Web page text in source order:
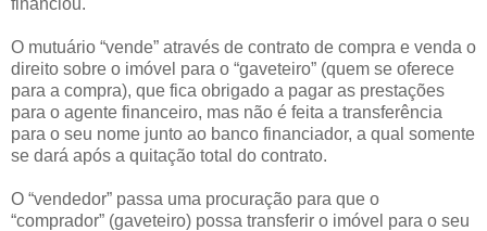
O mutuário “vende” através de contrato de compra e venda o
direito sobre o imóvel para o “gaveteiro” (quem se oferece
para a compra), que fica obrigado a pagar as prestações
para o agente financeiro, mas não é feita a transferência
para o seu nome junto ao banco financiador, a qual somente
se dará após a quitação total do contrato.
O “vendedor” passa uma procuração para que o
“comprador” (gaveteiro) possa transferir o imóvel para o seu